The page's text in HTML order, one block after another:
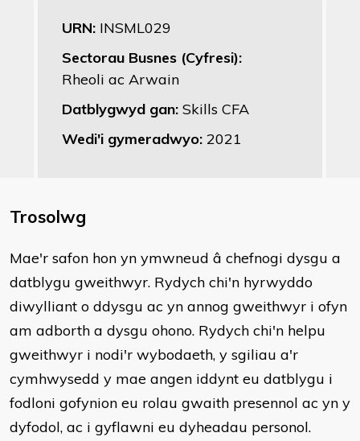
URN: INSML029
Sectorau Busnes (Cyfresi):
Rheoli ac Arwain
Datblygwyd gan: Skills CFA
Wedi'i gymeradwyo: 2021
Trosolwg
Mae'r safon hon yn ymwneud â chefnogi dysgu a
datblygu gweithwyr. Rydych chi'n hyrwyddo
diwylliant o ddysgu ac yn annog gweithwyr i ofyn
am adborth a dysgu ohono. Rydych chi'n helpu
gweithwyr i nodi'r wybodaeth, y sgiliau a'r
cymhwysedd y mae angen iddynt eu datblygu i
fodloni gofynion eu rolau gwaith presennol ac yn y
dyfodol, ac i gyflawni eu dyheadau personol.